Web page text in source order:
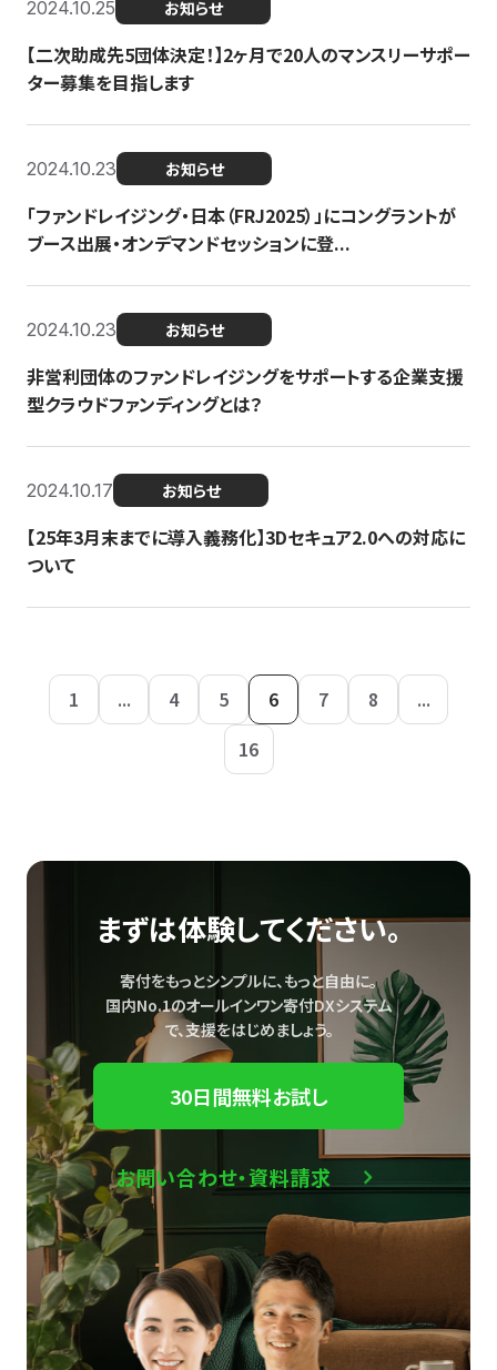
2024.10.25 お知らせ
【二次助成先5団体決定！】2ヶ月で20人のマンスリーサポー
ター募集を目指します
2024.10.23 お知らせ
「ファンドレイジング・日本（FRJ2025）」にコングラントが
ブース出展・オンデマンドセッションに登...
2024.10.23 お知らせ
非営利団体のファンドレイジングをサポートする企業支援
型クラウドファンディングとは？
2024.10.17 お知らせ
【25年3月末までに導入義務化】3Dセキュア2.0への対応に
ついて
1 ... 4 5 6 7 8
...
16
まずは体験してください。
寄付をもっとシンプルに、もっと自由に。
国内No.1のオールインワン寄付DXシステム
で、支援をはじめましょう。
30日間無料お試し
お問い合わせ・資料請求